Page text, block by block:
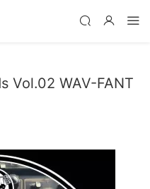
Vol.02 WAV-FANT